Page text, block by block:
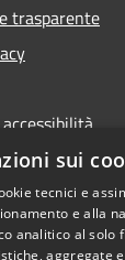
trasparente
sui
tecnici e
e alla
analitico al solo
aggregate